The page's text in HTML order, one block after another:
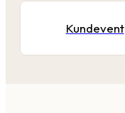
Kundevent